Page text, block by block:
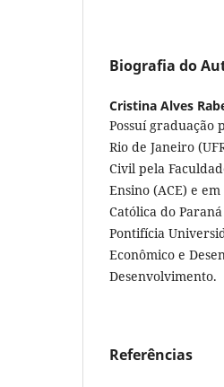
Biografia do
Cristina Alves
Possuí graduação
Rio de Janeiro
Civil pela
Ensino (ACE) e
Católica do
Pontifícia
Econômico e
Desenvolvimento.
Referências